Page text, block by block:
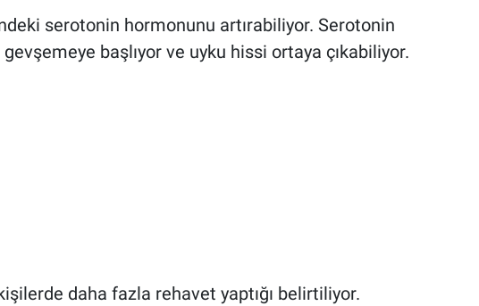
serotonin hormonunu artırabiliyor. Serotonin
başlıyor ve uyku hissi ortaya çıkabiliyor.
daha fazla rehavet yaptığı belirtiliyor.